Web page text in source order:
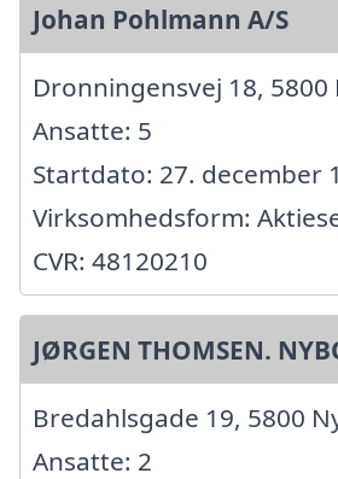
Johan Pohlmann A/S
Dronningensvej 18, 5800
Ansatte: 5
Startdato: 27. december
Virksomhedsform:
CVR: 48120210
JØRGEN THOMSEN.
Bredahlsgade 19, 5800
Ansatte: 2